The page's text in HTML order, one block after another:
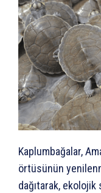
Kaplumbağalar,
örtüsünün
dağıtarak,